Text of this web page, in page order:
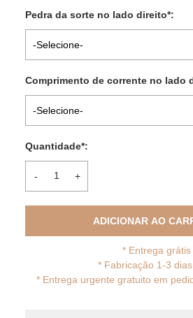
Pedra da sorte no lado direito*:
-Selecione-
Comprimento de corrente no lado
-Selecione-
Quantidade*:
- +
ADICIONAR AO
* Entrega grátis
* Fabricação 1-3
* Entrega urgente gratuito em